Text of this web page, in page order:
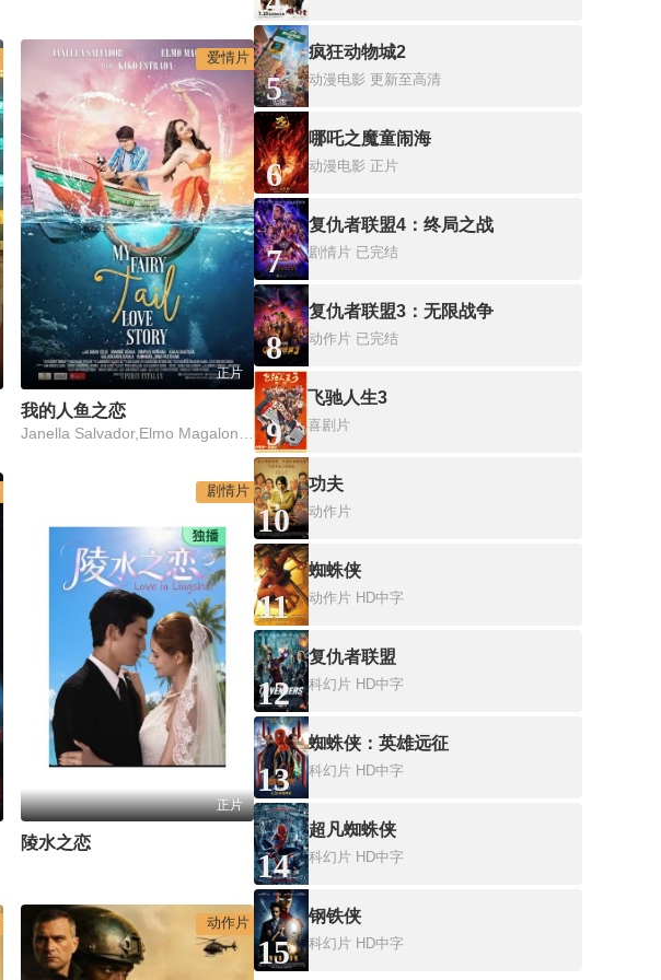
爱情片
正片
我的人鱼之恋
剧情片
正片
陵水之恋
动作片
5
疯狂动物城2
动漫电影 更新至高清
6
哪吒之魔童闹海
动漫电影 正片
7
复仇者联盟4：终局之战
剧情片 已完结
8
复仇者联盟3：无限战争
动作片 已完结
9
飞驰人生3
喜剧片
10
功夫
动作片
11
蜘蛛侠
动作片 HD中字
12
复仇者联盟
科幻片 HD中字
13
蜘蛛侠：英雄远征
科幻片 HD中字
14
超凡蜘蛛侠
科幻片 HD中字
15
钢铁侠
科幻片 HD中字